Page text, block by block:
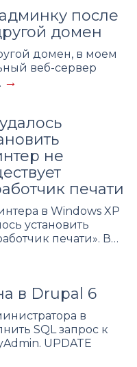
после
домен
домен, в моем
веб-сервер
→
не
печати
в Windows XP
установить
печати». В…
в Drupal 6
в
SQL запрос к
UPDATE